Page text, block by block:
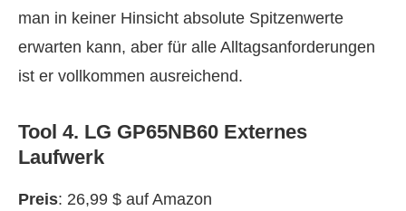
man in keiner Hinsicht absolute Spitzenwerte
erwarten kann, aber für alle Alltagsanforderungen
ist er vollkommen ausreichend.
Tool 4. LG GP65NB60 Externes
Laufwerk
Preis: 26,99 $ auf Amazon